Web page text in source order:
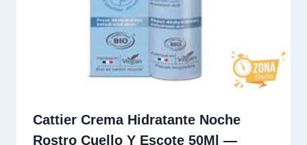
Cattier Crema Hidratante Noche
Rostro Cuello Y Escote 50Ml —